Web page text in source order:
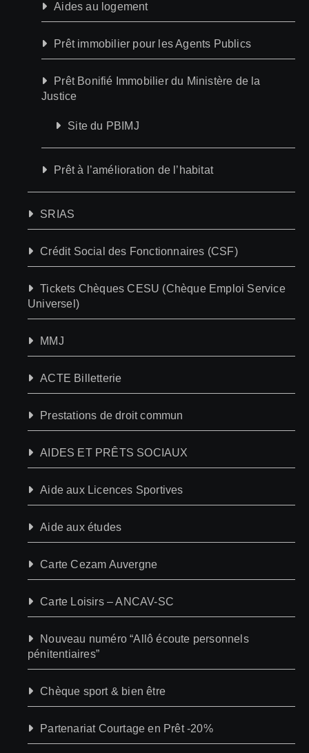
Aides au logement
Prêt immobilier pour les Agents Publics
Prêt Bonifié Immobilier du Ministère de la
Justice
Site du PBIMJ
Prêt à l’amélioration de l’habitat
SRIAS
Crédit Social des Fonctionnaires (CSF)
Tickets Chèques CESU (Chèque Emploi Service
Universel)
MMJ
ACTE Billetterie
Prestations de droit commun
AIDES ET PRÊTS SOCIAUX
Aide aux Licences Sportives
Aide aux études
Carte Cezam Auvergne
Carte Loisirs – ANCAV-SC
Nouveau numéro “Allô écoute personnels
pénitentiaires”
Chèque sport & bien être
Partenariat Courtage en Prêt -20%